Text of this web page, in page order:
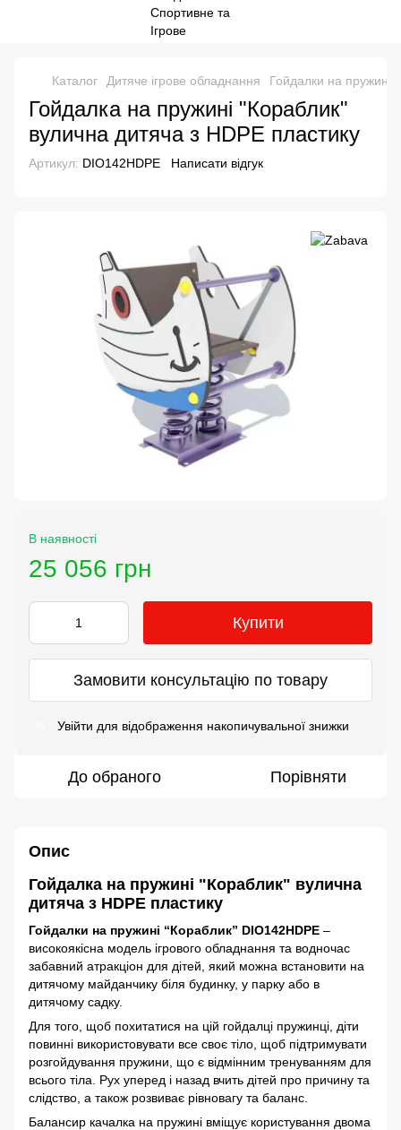
Каталог Дитяче ігрове обладнання Гойдалки на пружині
Гойдалка на пружині "Кораблик"
вулична дитяча з HDPE пластику
Артикул: DIO142HDPE Написати відгук
В наявності
25 056 грн
Купити
Замовити консультацію по товару
Увійти для відображення накопичувальної знижки
До обраного Порівняти
Опис
Гойдалка на пружині "Кораблик" вулична
дитяча з HDPE пластику
Гойдалки на пружині “Кораблик” DIO142HDPE –
високоякісна модель ігрового обладнання та водночас
забавний атракціон для дітей, який можна встановити на
дитячому майданчику біля будинку, у парку або в
дитячому садку.
Для того, щоб похитатися на цій гойдалці пружинці, діти
повинні використовувати все своє тіло, щоб підтримувати
розгойдування пружини, що є відмінним тренуванням для
всього тіла. Рух уперед і назад вчить дітей про причину та
слідство, а також розвиває рівновагу та баланс.
Балансир качалка на пружині вміщує користування двома